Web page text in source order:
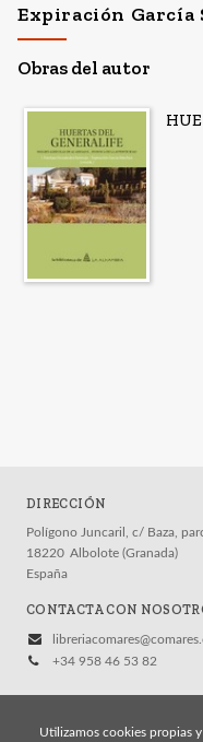
Expiración García
Obras del autor
DIRECCIÓN
Polígono Juncaril, c/ Baza,
18220 Albolote (Granada)
España
CONTACTA CON
+34 958 46 53 82
Utilizamos cookies propias